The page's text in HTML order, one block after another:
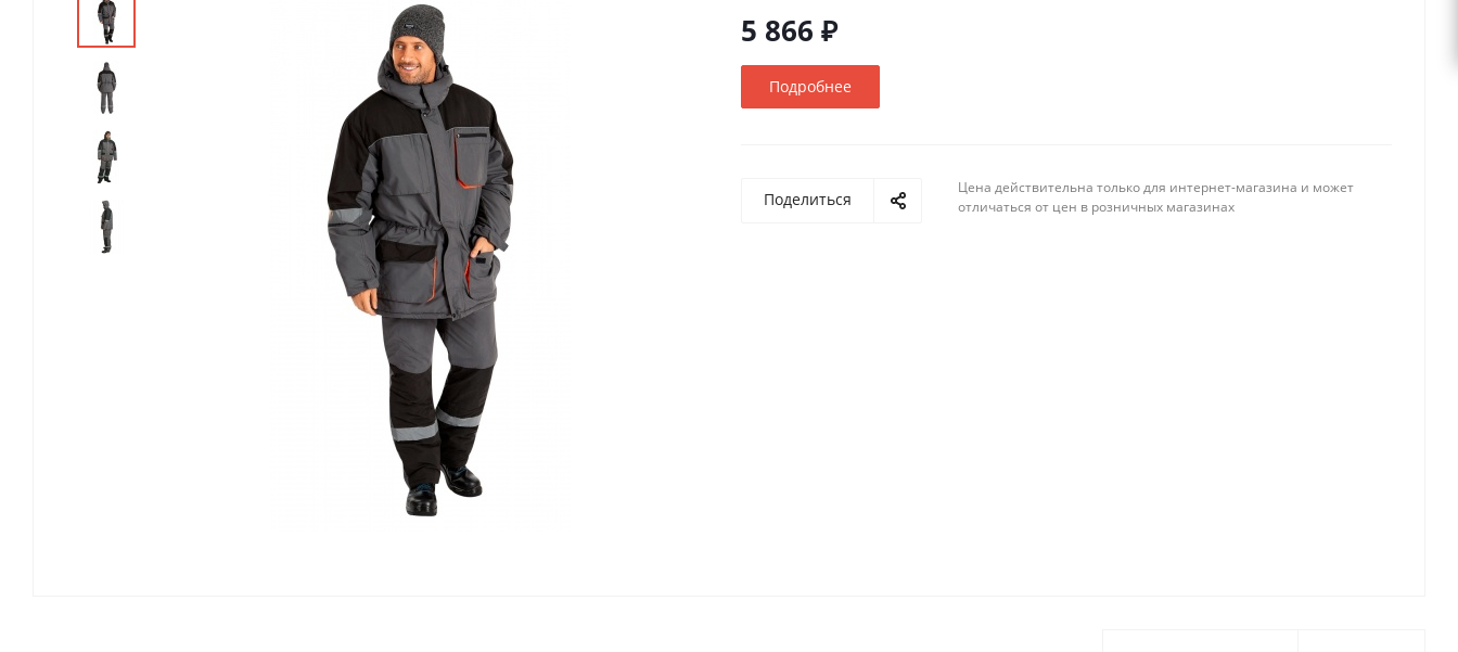
5 866 ₽
Подробнее
Поделиться
Цена действительна только для интернет-магазина и может
отличаться от цен в розничных магазинах